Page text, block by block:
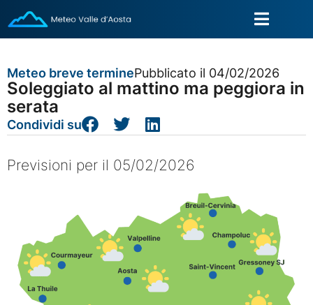
Meteo breve terminePubblicato il 04/02/2026
Soleggiato al mattino ma peggiora in
serata
Condividi su
Previsioni per il 05/02/2026